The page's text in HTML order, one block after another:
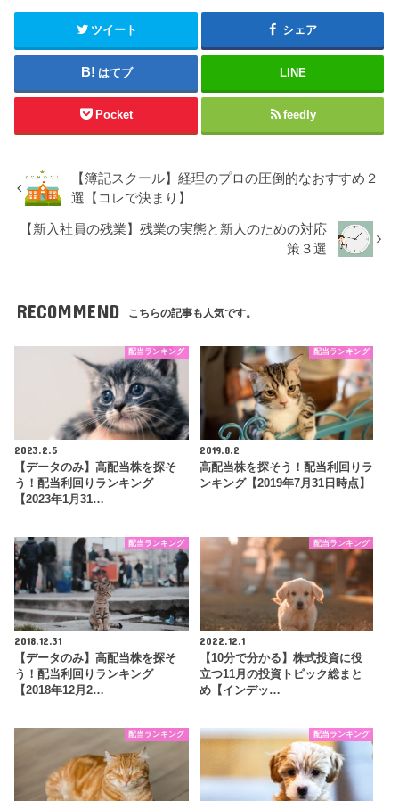
ツイート シェア
はてブ LINE
Pocket feedly
【簿記スクール】経理のプロの圧倒的なおすすめ２
選【コレで決まり】
【新入社員の残業】残業の実態と新人のための対応
策３選
RECOMMEND こちらの記事も人気です。
配当ランキング
2023.2.5
【データのみ】高配当株を探そ
う！配当利回りランキング
【2023年1月31…
配当ランキング
2019.8.2
高配当株を探そう！配当利回りラ
ンキング【2019年7月31日時点】
配当ランキング
2018.12.31
【データのみ】高配当株を探そ
う！配当利回りランキング
【2018年12月2…
配当ランキング
2022.12.1
【10分で分かる】株式投資に役
立つ11月の投資トピック総まと
め【インデッ…
配当ランキング 配当ランキング